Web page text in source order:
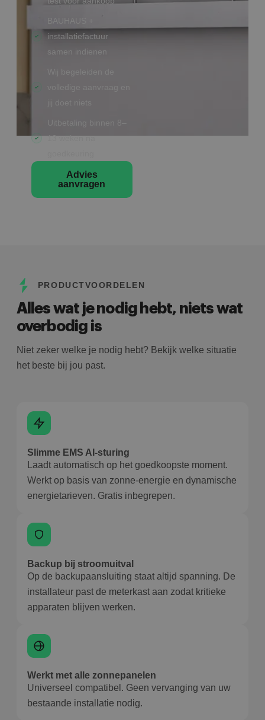
installatiefactuur
samen indienen
Wij begeleiden de
Uitbetaling binnen 8–
13 weken na
Advies
aanvragen
PRODUCTVOORDELEN
Alles wat je nodig hebt, niets wat
overbodig is
Niet zeker welke je nodig hebt? Bekijk welke situatie
het beste bij jou past.
Slimme EMS AI-sturing
Laadt automatisch op het goedkoopste moment.
Werkt op basis van zonne-energie en dynamische
energietarieven. Gratis inbegrepen.
Backup bij stroomuitval
Op de backupaansluiting staat altijd spanning. De
installateur past de meterkast aan zodat kritieke
apparaten blijven werken.
Werkt met alle zonnepanelen
Universeel compatibel. Geen vervanging van uw
bestaande installatie nodig.